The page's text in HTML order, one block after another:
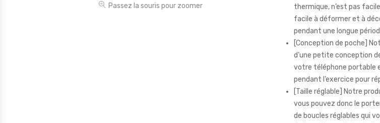
Passez la souris pour zoomer
thermique, n’est pas
facile à déformer et à
pendant une longue
[Conception de poche]
d’une petite conception
votre téléphone portable
pendant l’exercice pour
[Taille réglable] Notre
vous pouvez donc le
de boucles réglables qui